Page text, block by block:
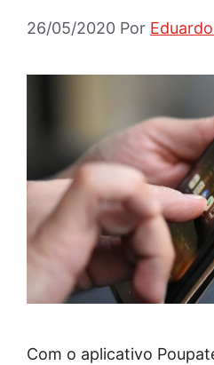
26/05/2020 Por
Com o aplicativo